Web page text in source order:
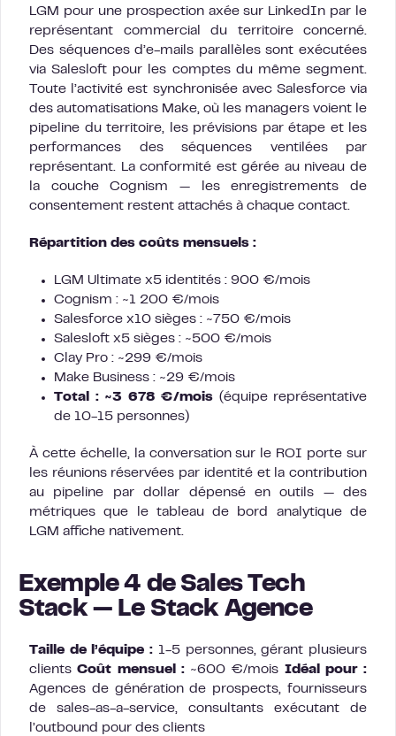
LGM pour une prospection axée sur LinkedIn par le
représentant commercial du territoire concerné.
Des séquences d’e-mails parallèles sont exécutées
via Salesloft pour les comptes du même segment.
Toute l’activité est synchronisée avec Salesforce via
des automatisations Make, où les managers voient le
pipeline du territoire, les prévisions par étape et les
performances des séquences ventilées par
représentant. La conformité est gérée au niveau de
la couche Cognism — les enregistrements de
consentement restent attachés à chaque contact.
Répartition des coûts mensuels :
LGM Ultimate x5 identités : 900 €/mois
Cognism : ~1 200 €/mois
Salesforce x10 sièges : ~750 €/mois
Salesloft x5 sièges : ~500 €/mois
Clay Pro : ~299 €/mois
Make Business : ~29 €/mois
Total : ~3 678 €/mois (équipe représentative
de 10-15 personnes)
À cette échelle, la conversation sur le ROI porte sur
les réunions réservées par identité et la contribution
au pipeline par dollar dépensé en outils — des
métriques que le tableau de bord analytique de
LGM affiche nativement.
Exemple 4 de Sales Tech
Stack — Le Stack Agence
Taille de l’équipe : 1-5 personnes, gérant plusieurs
clientsCoût mensuel :~600 €/mois Idéal pour :
Agences de génération de prospects, fournisseurs
de sales-as-a-service, consultants exécutant de
l’outbound pour des clients